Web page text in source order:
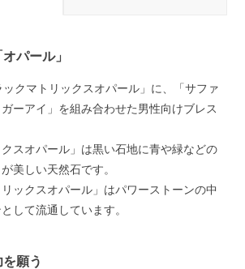
パール」
クマトリックスオパール」に、「サファ
ーアイ」を組み合わせた男性向けブレス
クスオパール」は黒い石地に青や緑などの
美しい天然石です。
ックスオパール」はパワーストーンの中
して流通しています。
願う